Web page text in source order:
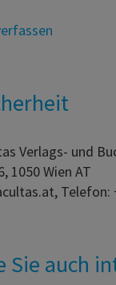
Verlags- und
1050 Wien AT
Telefon:
Sie auch